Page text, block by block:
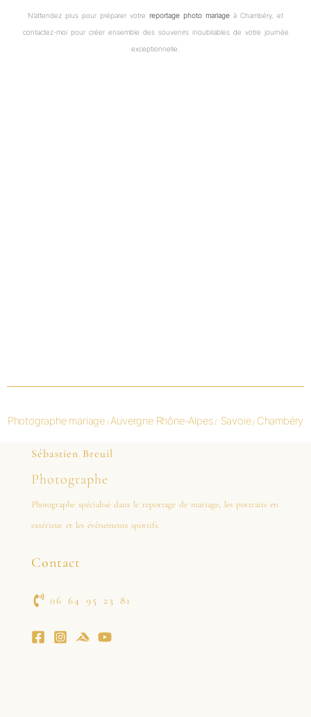
N’attendez plus pour préparer votre reportage photo mariage à Chambéry, et
contactez-moi pour créer ensemble des souvenirs inoubliables de votre journée
exceptionnelle.
Photographe mariage/Auvergne Rhône-Alpes/ Savoie/ Chambéry
Sébastien Breuil
Photographe
Photographe spécialisé dans le reportage de mariage, les portraits en
extérieur et les évènements sportifs.
Contact
06 64 95 23 81